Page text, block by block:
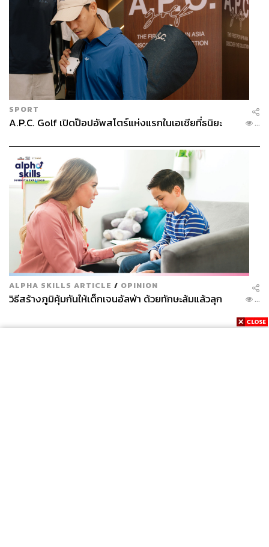
SPORT
A.P.C. Golf เปิดป๊อปอัพสโตร์แห่งแรกในเอเชียที่ธนิยะ ...
ALPHA SKILLS ARTICLE / OPINION
วิธีสร้างภูมิคุ้มกันให้เด็กเจนอัลฟ่า ด้วยทักษะล้มแล้วลุก ...